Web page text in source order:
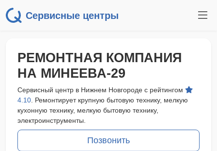
Сервисные центры
РЕМОНТНАЯ КОМПАНИЯ
НА МИНЕЕВА-29
Сервисный центр в Нижнем Новгороде с рейтингом
4.10 . Ремонтирует крупную бытовую технику, мелкую
кухонную технику, мелкую бытовую технику,
электроинструменты.
Позвонить